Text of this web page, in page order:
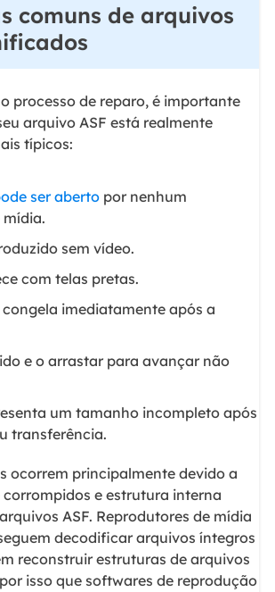
comuns de arquivos
processo de reparo, é importante
arquivo ASF está realmente
típicos:
ser abertopor nenhum
sem vídeo.
com telas pretas.
imediatamente após a
e o arrastar para avançar não
um tamanho incompleto após
transferência.
ocorrem principalmente devido a
e estrutura interna
ASF. Reprodutores de mídia
decodificar arquivos íntegros
reconstruir estruturas de arquivos
isso que softwares de reprodução